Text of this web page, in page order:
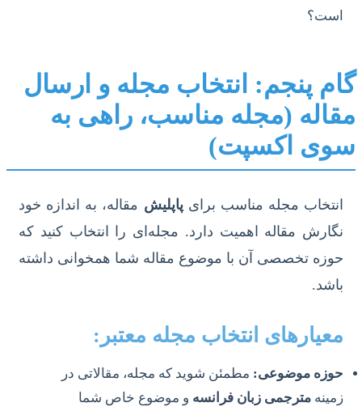
است؟
گام پنجم: انتخاب مجله و ارسال
مقاله (مجله مناسب، راهی به
سوی اکسپت)
انتخاب مجله مناسب برایپاپلیش مقاله، به اندازه خود
نگارش مقاله اهمیت دارد. مجله‌ای را انتخاب کنید که
حوزه تخصصی آن با موضوع مقاله شما همخوانی داشته
باشد.
معیارهای انتخاب مجله معتبر:
حوزه موضوعی: مطمئن شوید که مجله، مقالاتی در
زمینه مترجمی زبان فرانسه و موضوع خاص شما